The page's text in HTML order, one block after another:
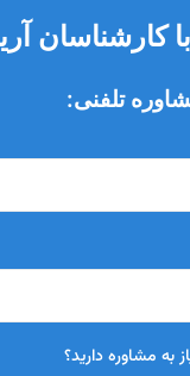
کارشناسان
تلفنی:
به مشاوره دارید؟